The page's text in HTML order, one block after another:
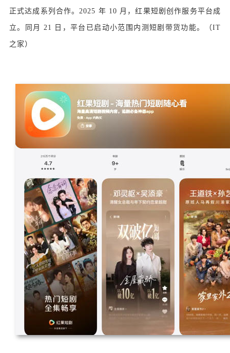
正式达成系列合作。2025 年 10 月，红果短剧创作服务平台成
立。同月 21 日，平台已启动小范围内测短剧带货功能。（IT
之家）